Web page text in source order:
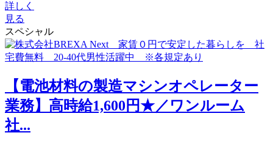
詳しく
見る
スペシャル
【電池材料の製造マシンオペレーター
業務】高時給1,600円★／ワンルーム
社...